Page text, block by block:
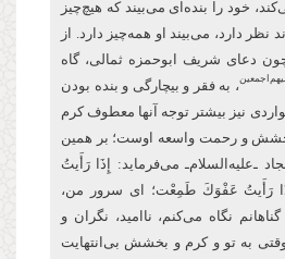
خود را بنده‌ای می‌بیند که هیچ‌چیز
نظر دارد، می‌بیند او همه‌چیز دارد. از
دعای شریف ابو‌حمزه ثمالی، گاه
، به فقر و بیچارگی و بنده بودن
نیز بیشتر توجه آنها معطوف كرم
و رحمت واسعه اوست؛ بر همین
ـ‌علیه‌السلام‌ـ می‌فرماید: إِذَا رَأَیتُ
رَأَیتُ عَفْوَكَ طَمِعْت؛ ای سرور من،
نگاه می‌کنم، ناامید، نگران و
به تو و كرم و بخشش بی‌انتهایت